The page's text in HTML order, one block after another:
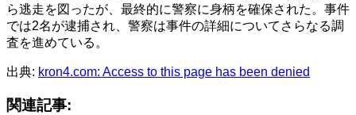
ら逃走を図ったが、最終的に警察に身柄を確保された。事件
では2名が逮捕され、警察は事件の詳細についてさらなる調
査を進めている。
出典: kron4.com: Access to this page has been denied
関連記事: